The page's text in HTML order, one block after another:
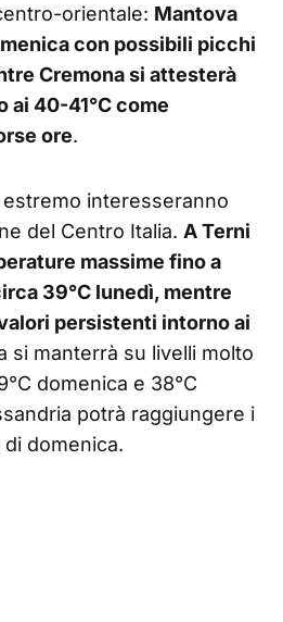
orientale: Mantova
con possibili picchi
Cremona si attesterà
40-41°C come
ore.
interesseranno
del Centro Italia. A Terni
massime fino a
39°C lunedì, mentre
persistenti intorno ai
si manterrà su livelli molto
domenica e 38°C
potrà raggiungere i
di domenica.